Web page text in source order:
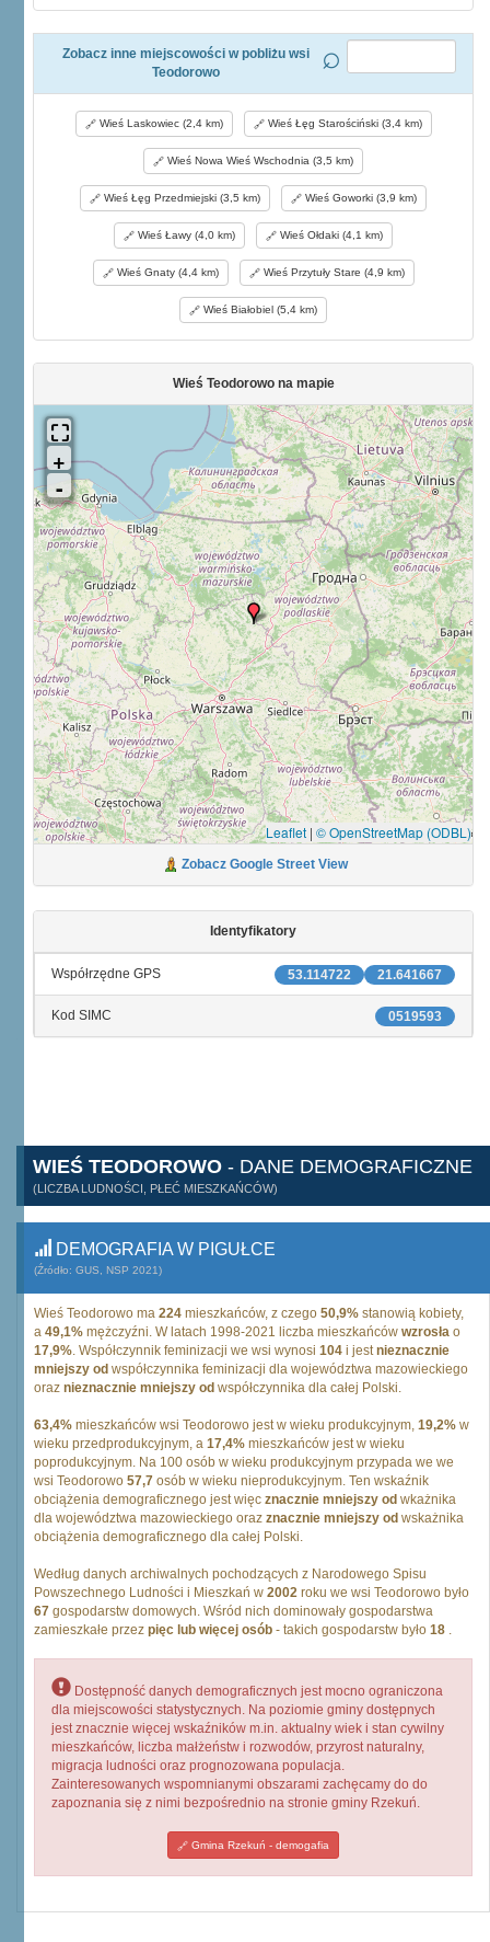
Zobacz inne miejscowości w pobliżu wsi
Teodorowo
Wieś Laskowiec (2,4 km) Wieś Łęg Starościński (3,4 km)
Wieś Nowa Wieś Wschodnia (3,5 km)
Wieś Łęg Przedmiejski (3,5 km) Wieś Goworki (3,9 km)
Wieś Ławy (4,0 km) Wieś Ołdaki (4,1 km)
Wieś Gnaty (4,4 km) Wieś Przytuły Stare (4,9 km)
Wieś Białobiel (5,4 km)
Wieś Teodorowo na mapie
Leaflet | © OpenStreetMap (ODBL)
Zobacz Google Street View
Identyfikatory
21.641667
53.114722
Współrzędne GPS
0519593
Kod SIMC
WIEŚ TEODOROWO - DANE DEMOGRAFICZNE
(LICZBA LUDNOŚCI, PŁEĆ MIESZKAŃCÓW)
DEMOGRAFIA W PIGUŁCE
(Źródło: GUS, NSP 2021)
Wieś Teodorowo ma 224 mieszkańców, z czego 50,9% stanowią kobiety,
a 49,1% mężczyźni. W latach 1998-2021 liczba mieszkańców wzrosła o
17,9%. Współczynnik feminizacji we wsi wynosi 104 i jestnieznacznie
mniejszy od współczynnika feminizacji dla województwa mazowieckiego
oraz nieznacznie mniejszy od współczynnika dla całej Polski.
63,4% mieszkańców wsi Teodorowo jest w wieku produkcyjnym, 19,2% w
wieku przedprodukcyjnym, a 17,4% mieszkańców jest w wieku
poprodukcyjnym. Na 100 osób w wieku produkcyjnym przypada we we
wsi Teodorowo 57,7 osób w wieku nieprodukcyjnym. Ten wskaźnik
obciążenia demograficznego jest więc znacznie mniejszy od wkażnika
dla województwa mazowieckiego oraz znacznie mniejszy od wskażnika
obciążenia demograficznego dla całej Polski.
Według danych archiwalnych pochodzących z Narodowego Spisu
Powszechnego Ludności i Mieszkań w 2002 roku we wsi Teodorowo było
67 gospodarstw domowych. Wśród nich dominowały gospodarstwa
zamieszkałe przez pięc lub więcej osób - takich gospodarstw było 18 .
Dostępność danych demograficznych jest mocno ograniczona
dla miejscowości statystycznych. Na poziomie gminy dostępnych
jest znacznie więcej wskaźników m.in. aktualny wiek i stan cywilny
mieszkańców, liczba małżeństw i rozwodów, przyrost naturalny,
migracja ludności oraz prognozowana populacja.
Zainteresowanych wspomnianymi obszarami zachęcamy do do
zapoznania się z nimi bezpośrednio na stronie gminy Rzekuń.
Gmina Rzekuń - demogafia